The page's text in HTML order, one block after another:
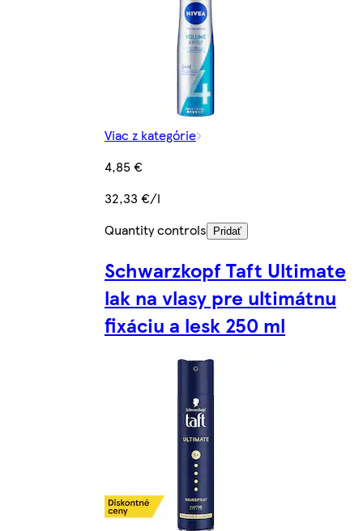
Viac z kategórie
4,85 €
32,33 €/l
Quantity controls
Pridať
Schwarzkopf Taft Ultimate
lak na vlasy pre ultimátnu
fixáciu a lesk 250 ml